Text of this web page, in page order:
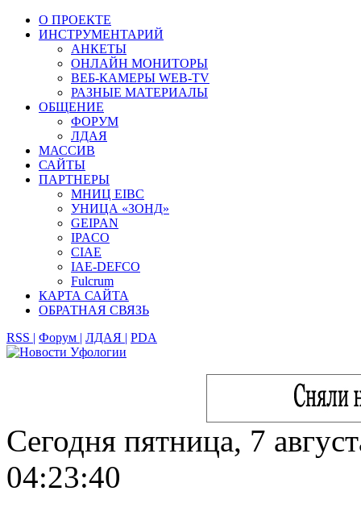
О ПРОЕКТЕ
ИНСТРУМЕНТАРИЙ
АНКЕТЫ
ОНЛАЙН МОНИТОРЫ
ВЕБ-КАМЕРЫ WEB-TV
РАЗНЫЕ МАТЕРИАЛЫ
ОБЩЕНИЕ
ФОРУМ
ЛДАЯ
МАССИВ
САЙТЫ
ПАРТНЕРЫ
МНИЦ EIBC
УНИЦА «ЗОНД»
GEIPAN
IPACO
CIAE
IAE-DEFCO
Fulcrum
КАРТА САЙТА
ОБРАТНАЯ СВЯЗЬ
RSS | Форум | ЛДАЯ | PDA
Сегодня пятница, 7
04:23:41